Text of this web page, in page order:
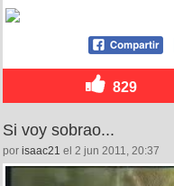
829
Si voy sobrao...
por isaac21 el 2 jun 2011, 20:37